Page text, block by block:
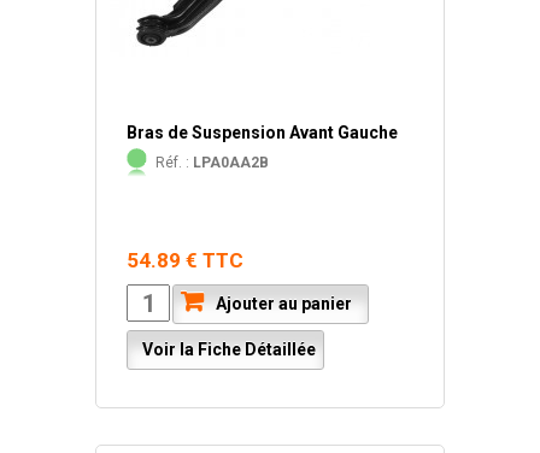
Bras de Suspension Avant Gauche
Réf. : LPA0AA2B
54.89 € TTC
Ajouter au panier
Voir la Fiche Détaillée